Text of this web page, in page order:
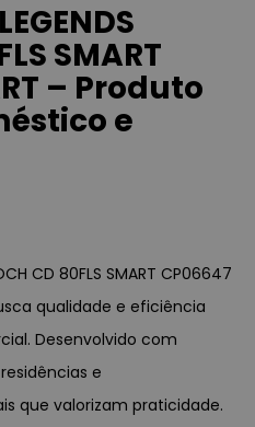
SMART
– Produto
e
CD 80FLS SMART CP06647
qualidade e eficiência
Desenvolvido com
e
que valorizam praticidade.